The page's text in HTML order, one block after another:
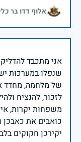
אלוף דדו בר
אני מתכבד להדליק
שנפלו במערכות
של מלחמה, מחדד
משפחות יקרות,
כואבים את כאבכן
יקירכן חקוקים